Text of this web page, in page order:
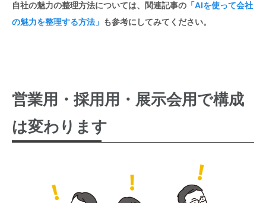
自社の魅力の整理方法については、関連記事の 「AIを使って会社
の魅力を整理する方法」 も参考にしてみてください。
営業用・採用用・展示会用で構成
は変わります